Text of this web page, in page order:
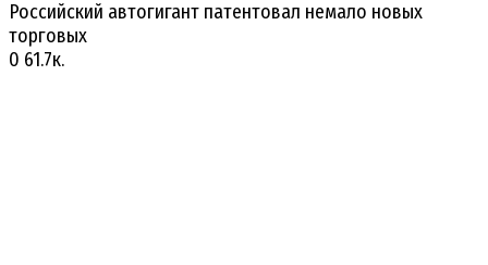
Российский автогигант патентовал немало новых
торговых
0 61.7к.